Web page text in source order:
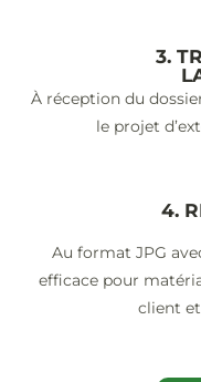
3.
À réception du
le projet
4.
Au format JPG
efficace pour
client